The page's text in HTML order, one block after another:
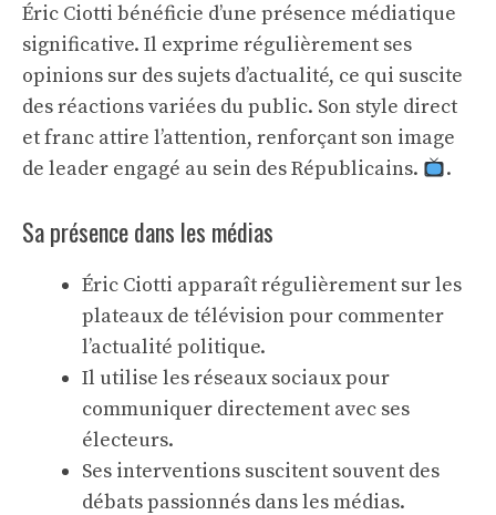
Éric Ciotti bénéficie d’une présence médiatique
significative. Il exprime régulièrement ses
opinions sur des sujets d’actualité, ce qui suscite
des réactions variées du public. Son style direct
et franc attire l’attention, renforçant son image
de leader engagé au sein des Républicains.
.
Sa présence dans les médias
Éric Ciotti apparaît régulièrement sur les
plateaux de télévision pour commenter
l’actualité politique.
Il utilise les réseaux sociaux pour
communiquer directement avec ses
électeurs.
Ses interventions suscitent souvent des
débats passionnés dans les médias.